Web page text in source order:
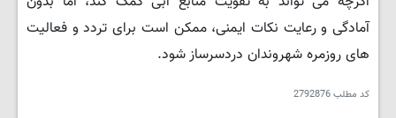
آمادگی و رعایت نکات ایمنی، ممکن است برای تردد و فعالیت
های روزمره شهروندان دردسرساز شود.
کد مطلب2792876